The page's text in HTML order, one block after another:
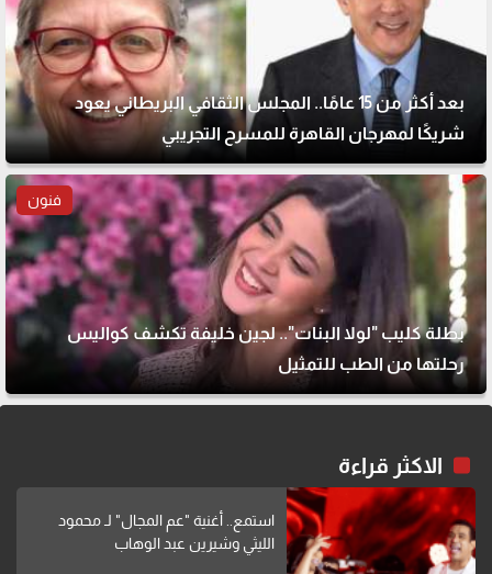
بعد أكثر من 15 عامًا.. المجلس الثقافي البريطاني يعود
شريكًا لمهرجان القاهرة للمسرح التجريبي
فنون
بطلة كليب "لولا البنات".. لجين خليفة تكشف كواليس
رحلتها من الطب للتمثيل
الاكثر قراءة
استمع.. أغنية "عم المجال" لـ محمود
الليثي وشيرين عبد الوهاب